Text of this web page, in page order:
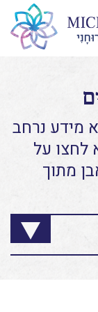
מידע נרחב
לחצו על
מתוך